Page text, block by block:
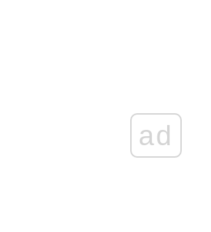
ad